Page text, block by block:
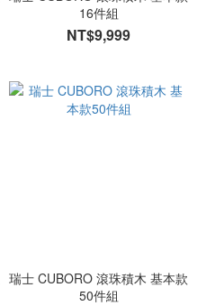
16件組
NT$9,999
瑞士 CUBORO 滾珠積木 基本款
50件組